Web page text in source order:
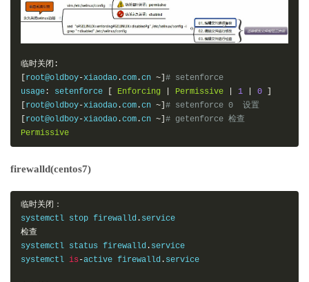
临时关闭:
root@oldboy-xiaodao .com .cn ~] # setenforce
usage : setenforce Enforcing Permissive 1 0
root@oldboy-xiaodao .com .cn ~] # setenforce 0  设置
root@oldboy-xiaodao .com .cn ~] # getenforce 检查
Permissive
firewalld(centos7)
临时关闭：
systemctl stop firewalld .
检查
systemctl status firewalld . service
systemctl is -active firewalld . service